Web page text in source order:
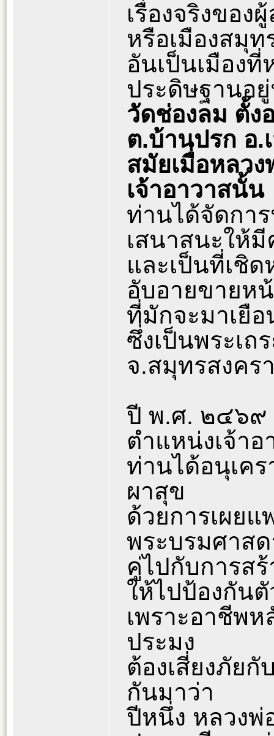
เรื่องจริงของ
หรือเมืองสมุท
อันเป็นเมือง
ประดิษฐานอยู่
วัดช่องลม ตั้ง
ต.บ้านปรก อ.
สมัยเมื่อหลว
เจ้าอาวาสนั้น
ท่านได้จัดกา
เสนาสนะให้
และเป็นที่เชิ
อับอายขายห
ที่มักจะมาเยื
ซึ่งเป็นพระเ
จ.สมุทรสงคร
ปี พ.ศ. ๒๔๖๙
ตำแหน่งเจ้า
ท่านได้อนุเค
ผาสุข
ด้วยการเผย
พระบรมศาส
คู่ไปกับการสร้
ให้ไปป้องกันตั
เพราะอาชีพ
ประมง
ต้องเสี่ยงภัยกั
กันมาว่า
ปีหนึ่ง หลวงพ่